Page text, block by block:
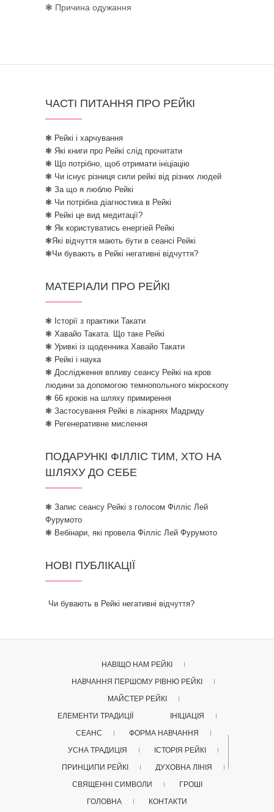
❃ Причина одужання
ЧАСТІ ПИТАННЯ ПРО РЕЙКІ
❃ Рейкі і харчування
❃ Які книги про Рейкі слід прочитати
❃ Що потрібно, щоб отримати ініціацію
❃ Чи існує різниця сили рейкі від різних людей
❃ За що я люблю Рейкі
❃ Чи потрібна діагностика в Рейкі
❃ Рейкі це вид медитації?
❃ Як користуватись енергіей Рейкі
❃Які відчуття мають бути в сеансі Рейкі
❃Чи бувають в Рейкі негативні відчуття?
МАТЕРІАЛИ ПРО РЕЙКІ
❃ Історії з практики Такати
❃ Хавайо Таката. Що таке Рейкі
❃ Уривкі із щоденника Хавайо Такати
❃ Рейкі і наука
❃ Дослідження впливу сеансу Рейкі на кров
людини за допомогою темнопольного мікроскопу
❃ 66 кроків на шляху примирення
❃ Застосування Рейкі в лікарнях Мадриду
❃ Регенеративне мислення
ПОДАРУНКІ ФІЛЛІС ТИМ, ХТО НА
ШЛЯХУ ДО СЕБЕ
❃ Запис сеансу Рейкі з голосом Філліс Лей
Фурумото
❃ Вебінари, які провела Філліс Лей Фурумото
НОВІ ПУБЛІКАЦІЇ
Чи бувають в Рейкі негативні відчуття?
НАВІЩО НАМ РЕЙКІ
НАВЧАННЯ ПЕРШОМУ РІВНЮ РЕЙКІ
МАЙСТЕР РЕЙКІ
ЕЛЕМЕНТИ ТРАДИЦІЇ
ІНІЦІАЦІЯ
СЕАНС
ФОРМА НАВЧАННЯ
УСНА ТРАДИЦІЯ
ІСТОРІЯ РЕЙКІ
ПРИНЦИПИ РЕЙКІ
ДУХОВНА ЛІНІЯ
СВЯЩЕННІ СИМВОЛИ
ГРОШІ
ГОЛОВНА
КОНТАКТИ